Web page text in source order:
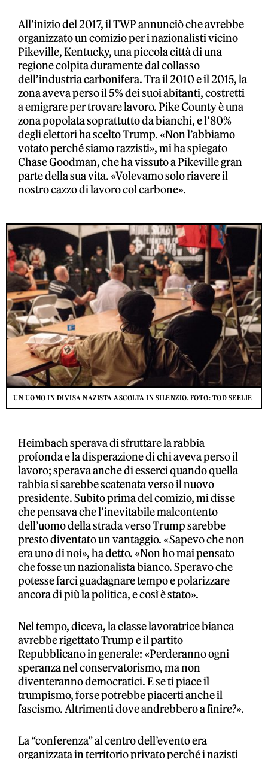
All’inizio del 2017, il TWP annunciò che avrebbe
organizzato un comizio per i nazionalisti vicino
Pikeville, Kentucky, una piccola città di una
regione colpita duramente dal collasso
dell’industria carbonifera. Tra il 2010 e il 2015, la
zona aveva perso il 5% dei suoi abitanti, costretti
a emigrare per trovare lavoro. Pike County è una
zona popolata soprattutto da bianchi, e l’80%
degli elettori ha scelto Trump. «Non l’abbiamo
votato perché siamo razzisti», mi ha spiegato
Chase Goodman, che ha vissuto a Pikeville gran
parte della sua vita. «Volevamo solo riavere il
nostro cazzo di lavoro col carbone».
UN UOMO IN DIVISA NAZISTA ASCOLTA IN SILENZIO. FOTO: TOD SEELIE
Heimbach sperava di sfruttare la rabbia
profonda e la disperazione di chi aveva perso il
lavoro; sperava anche di esserci quando quella
rabbia si sarebbe scatenata verso il nuovo
presidente. Subito prima del comizio, mi disse
che pensava che l’inevitabile malcontento
dell’uomo della strada verso Trump sarebbe
presto diventato un vantaggio. «Sapevo che non
era uno di noi», ha detto. «Non ho mai pensato
che fosse un nazionalista bianco. Speravo che
potesse farci guadagnare tempo e polarizzare
ancora di più la politica, e così è stato».
Nel tempo, diceva, la classe lavoratrice bianca
avrebbe rigettato Trump e il partito
Repubblicano in generale: «Perderanno ogni
speranza nel conservatorismo, ma non
diventeranno democratici. E se ti piace il
trumpismo, forse potrebbe piacerti anche il
fascismo. Altrimenti dove andrebbero a finire?».
La “conferenza” al centro dell’evento era
organizzata in territorio privato perché i nazisti